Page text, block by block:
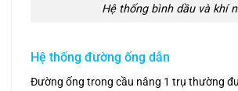
Hệ thống bình dầu và khí
Hệ thống đường ống dẫn
Đường ống trong cầu nâng 1 trụ thường